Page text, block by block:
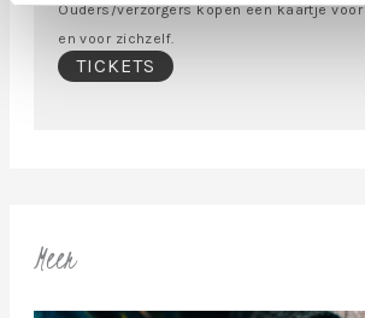
Ouders/verzorgers kopen een kaartje
en voor zichzelf.
TICKETS
Meer